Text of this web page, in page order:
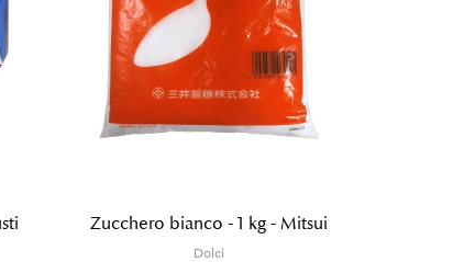
Zucchero bianco - 1 kg - Mitsui
Dolci